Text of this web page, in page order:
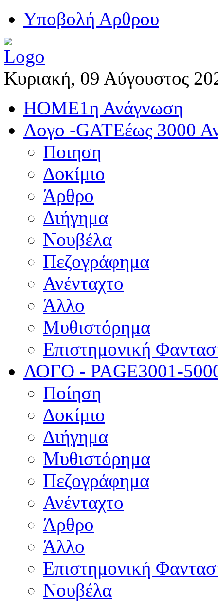
Yποβολή Αρθρου
Κυριακή, 09 Αύγουστος
HOME1η Ανάγνωση
Λογο -GATEέως 3000
Ποιηση
Δοκίμιο
Άρθρο
Διήγημα
Νουβέλα
Πεζογράφημα
Ανένταχτο
Άλλο
Μυθιστόρημα
Επιστημονική
ΛΟΓΟ - PAGE3001-
Ποίηση
Δοκίμιο
Διήγημα
Μυθιστόρημα
Πεζογράφημα
Ανένταχτο
Άρθρο
Άλλο
Επιστημονική
Νουβέλα